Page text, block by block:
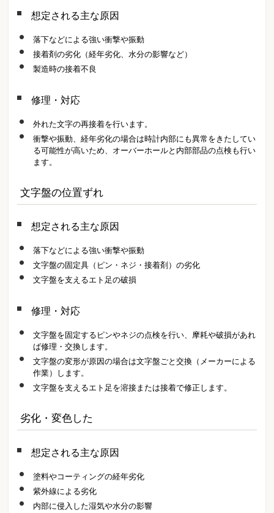
想定される主な原因
落下などによる強い衝撃や振動
接着剤の劣化（経年劣化、水分の影響など）
製造時の接着不良
修理・対応
外れた文字の再接着を行います。
衝撃や振動、経年劣化の場合は時計内部にも異常をきたしてい
る可能性が高いため、オーバーホールと内部部品の点検も行い
ます。
文字盤の位置ずれ
想定される主な原因
落下などによる強い衝撃や振動
文字盤の固定具（ピン・ネジ・接着剤）の劣化
文字盤を支えるエト足の破損
修理・対応
文字盤を固定するピンやネジの点検を行い、摩耗や破損があれ
ば修理・交換します。
文字盤の変形が原因の場合は文字盤ごと交換（メーカーによる
作業）します。
文字盤を支えるエト足を溶接または接着で修正します。
劣化・変色した
想定される主な原因
塗料やコーティングの経年劣化
紫外線による劣化
内部に侵入した湿気や水分の影響